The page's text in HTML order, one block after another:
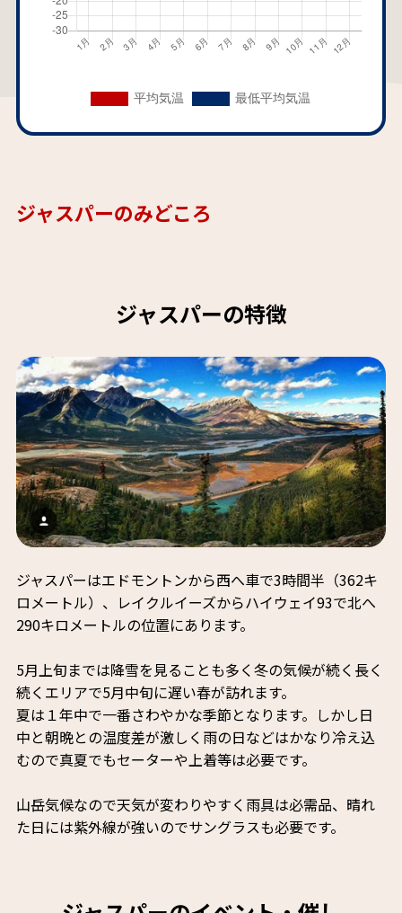
ジャスパーのみどころ
ジャスパーの特徴
ジャスパーはエドモントンから西へ車で3時間半（362キ
ロメートル）、レイクルイーズからハイウェイ93で北へ
290キロメートルの位置にあります。
5月上旬までは降雪を見ることも多く冬の気候が続く長く
続くエリアで5月中旬に遅い春が訪れます。
夏は１年中で一番さわやかな季節となります。しかし日
中と朝晩との温度差が激しく雨の日などはかなり冷え込
むので真夏でもセーターや上着等は必要です。
山岳気候なので天気が変わりやすく雨具は必需品、晴れ
た日には紫外線が強いのでサングラスも必要です。